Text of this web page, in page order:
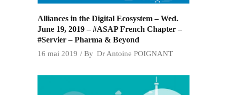
Alliances in the Digital Ecosystem – Wed.
June 19, 2019 – #ASAP French Chapter –
#Servier – Pharma & Beyond
16 mai 2019 By Dr Antoine POIGNANT